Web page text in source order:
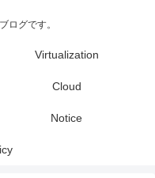
ログです。
Virtualization
Cloud
Notice